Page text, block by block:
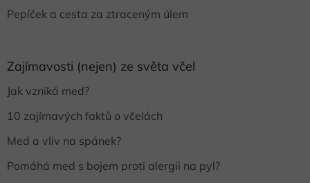
Pepíček a cesta za ztraceným úlem
Zajímavosti (nejen) ze světa včel
Jak vzniká med?
10 zajímavých faktů o včelách
Med a vliv na spánek?
Pomáhá med s bojem proti alergii na pyl?